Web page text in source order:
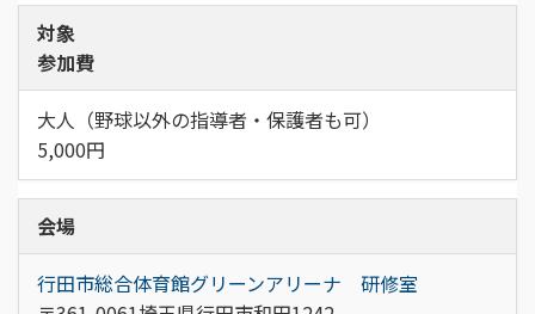
対象
参加費
大人（野球以外の指導者・保護者も可）
5,000円
会場
行田市総合体育館グリーンアリーナ 研修室